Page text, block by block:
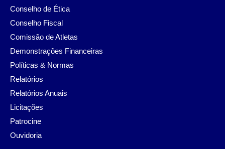
Conselho de Ética
Conselho Fiscal
Comissão de Atletas
Demonstrações Financeiras
Políticas & Normas
Relatórios
Relatórios Anuais
Licitações
Patrocine
Ouvidoria